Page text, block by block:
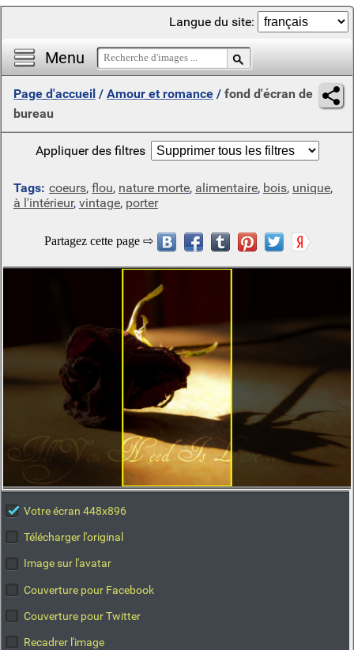
Menu
Langue du site:
Page d'accueil / Amour et romance / fond d'écran de
bureau
Appliquer des filtres
Tags: coeurs, flou, nature morte, alimentaire, bois, unique,
à l'intérieur, vintage, porter
Votre écran 448x896
Télécharger l'original
Image sur l'avatar
Couverture pour Facebook
Couverture pour Twitter
Recadrer l'image